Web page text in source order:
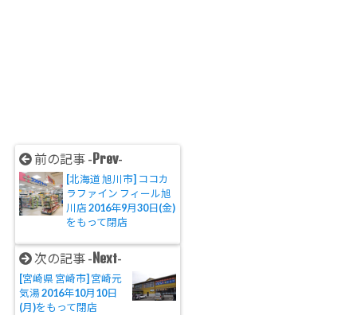
前の記事 - Prev-
[北海道 旭川市] ココカ
ラファイン フィール旭
川店 2016年9月30日(金)
をもって閉店
次の記事 - Next-
[宮崎県 宮崎市] 宮崎元
気湯 2016年10月10日
(月)をもって閉店